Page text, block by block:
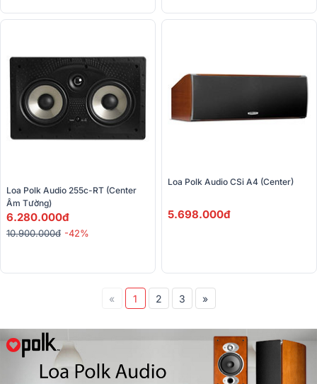
Loa Polk Audio 255c-RT (center
Âm Tường)
6.280.000đ
10.900.000đ -42%
Loa Polk Audio CSi A4 (center)
5.698.000đ
« 1 2 3 »